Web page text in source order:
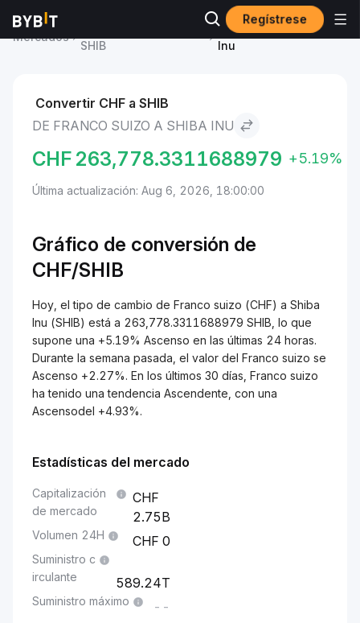
Regístrese
Mercados
SHIB
Franco suizo to Shiba
Inu
Convertir CHF a SHIB
DE FRANCO SUIZO A SHIBA INU
CHF 263,778.3311688979 +5.19%
Última actualización: Aug 6, 2026, 18:00:00
Gráfico de conversión de
CHF/SHIB
Hoy, el tipo de cambio de Franco suizo (CHF) a Shiba
Inu (SHIB) está a 263,778.3311688979 SHIB, lo que
supone una +5.19% Ascenso en las últimas 24 horas.
Durante la semana pasada, el valor del Franco suizo se
Ascenso +2.27%. En los últimos 30 días, Franco suizo
ha tenido una tendencia Ascendente, con una
Ascensodel +4.93%.
Estadísticas del mercado
Capitalización
de mercado
2.75B
Volumen 24H 0
Suministro c
irculante
589.24T
Suministro máximo --